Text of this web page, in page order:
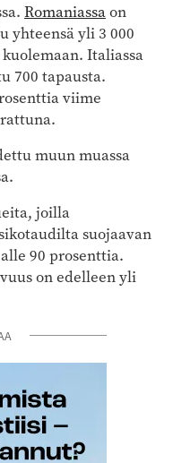
Romaniassaon
yhteensä yli 3 000
Italiassa
700 tapausta.
viime
muun muassa
joilla
suojaavan
90 prosenttia.
on edelleen yli